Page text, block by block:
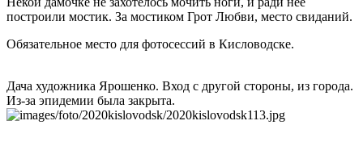
построили мостик. За мостиком Грот Любви, место свиданий.
Обязательное место для фотосессий в Кисловодске.
Дача художника Ярошенко. Вход с другой стороны, из города.
Из-за эпидемии была закрыта.